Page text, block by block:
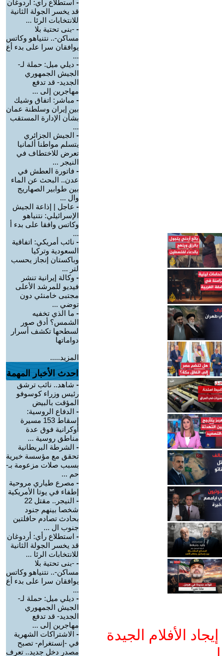
الأفلام الجيدة
- استطلاع رأي: أردوغان
قد يخسر الجولة الثانية
للانتخابات الرئا ...
- -بنى تحتية بلا
مساكن-.. نتنياهو وكاتس
يوافقان سرا على بدء أع
...
- ديلي ميل: حملة لـ-
الجيش الجمهوري
الجديد- قد تدفع
مهاجرين إلى ...
- مباشر: اتفاق وشيك
بين إيران وسلطنة عمان
بشأن الإدارة المستقب
...
- الجيش الجزائري
يتسلم مواطنا ألمانيا
تعرض للاختطاف في
النيجر ...
- فاتورة العطش في
عدن.. البحث عن الماء
بين طوابير الصهاريج
وال ...
- عاجل | إذاعة الجيش
الإسرائيلي: نتنياهو
وكاتس وافقا على بدء أ
...
- نائب أمريكي: اتفاقية
السعودية وتركيا
وباكستان إنجاز يحسب
لتر ...
- وكالة إيرانية تنشر
فيديو للمرشد الأعلى
مجتبى خامنئي دون
توضي ...
- ما الذي تخفيه
الشمس؟ أدق صور
لسطحها تكشف أسرار
دواماتها
المزيد.....
احدث الأخبار المهمة
- شاهد.. نائب ترشق
رئيس وزراء كوسوفو
المؤقت بالبيض
- الدفاع الروسية:
إسقاط 153 مسيرة
أوكرانية فوق عدة
مناطق روسية ...
- الشرطة البريطانية
تحقق مع مؤسسة خيرية
بسبب صلات مزعومة بـ-
حم ...
- مصرع طياري مروحية
إطفاء في يوتا الأمريكية
-
النيجر.. مقتل 22
شخصا بينهم جنود
بحادث تصادم حافلتين
جنوب ال ...
- استطلاع رأي: أردوغان
قد يخسر الجولة الثانية
للانتخابات الرئا ...
- -بنى تحتية بلا
مساكن-.. نتنياهو وكاتس
يوافقان سرا على بدء أع
...
- ديلي ميل: حملة لـ-
الجيش الجمهوري
الجديد- قد تدفع
مهاجرين إلى ...
- الاشتراكات الشهرية
في -إنستغرام- تصبح
مصدر دخل جديد.. تعرف